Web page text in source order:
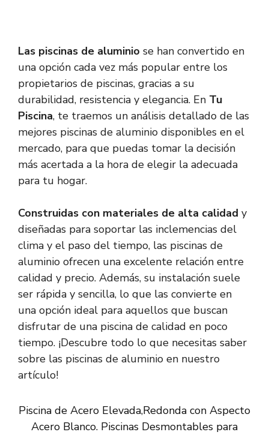
Las piscinas de aluminio se han convertido en
una opción cada vez más popular entre los
propietarios de piscinas, gracias a su
durabilidad, resistencia y elegancia. En Tu
Piscina, te traemos un análisis detallado de las
mejores piscinas de aluminio disponibles en el
mercado, para que puedas tomar la decisión
más acertada a la hora de elegir la adecuada
para tu hogar.
Construidas con materiales de alta calidad y
diseñadas para soportar las inclemencias del
clima y el paso del tiempo, las piscinas de
aluminio ofrecen una excelente relación entre
calidad y precio. Además, su instalación suele
ser rápida y sencilla, lo que las convierte en
una opción ideal para aquellos que buscan
disfrutar de una piscina de calidad en poco
tiempo. ¡Descubre todo lo que necesitas saber
sobre las piscinas de aluminio en nuestro
artículo!
Piscina de Acero Elevada,Redonda con Aspecto
Acero Blanco. Piscinas Desmontables para